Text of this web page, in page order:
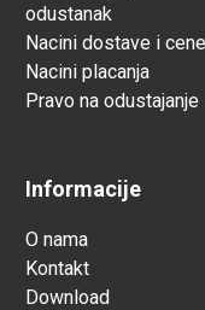
odustanak
Nacini dostave i cene
Nacini placanja
Pravo na odustajanje
Informacije
O nama
Kontakt
Download